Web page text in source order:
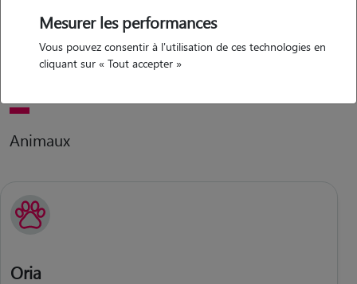
depuis mon plus jeune âge,, j'ai toujours eu des animaux
d'inde cela fait des années maintenant que je m'occupe des animaux
Animaux
Oria
Mesurer les performances
Vous pouvez consentir à l'utilisation de ces technologies en
cliquant sur « Tout accepter »